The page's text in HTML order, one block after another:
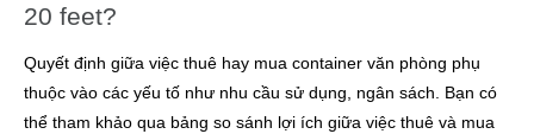
20 feet?
Quyết định giữa việc thuê hay mua container văn phòng phụ
thuộc vào các yếu tố như nhu cầu sử dụng, ngân sách. Bạn có
thể tham khảo qua bảng so sánh lợi ích giữa việc thuê và mua